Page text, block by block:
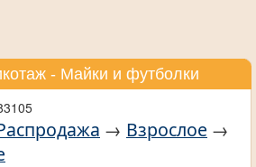
- Майки и футболки
→ Взрослое →